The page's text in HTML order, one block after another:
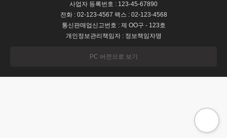
사업자 등록번호 : 123-45-67890
전화 : 02-123-4567 팩스 : 02-123-4568
통신판매업신고번호 : 제 OO구 - 123호
개인정보관리책임자 : 정보책임자명
PC 버전으로 보기